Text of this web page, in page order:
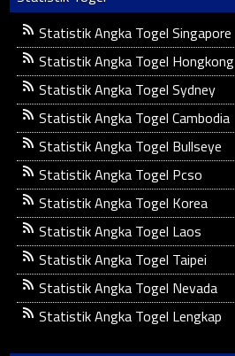
Statistik Angka Togel Singapore
Statistik Angka Togel Hongkong
Statistik Angka Togel Sydney
Statistik Angka Togel Cambodia
Statistik Angka Togel Bullseye
Statistik Angka Togel Pcso
Statistik Angka Togel Korea
Statistik Angka Togel Laos
Statistik Angka Togel Taipei
Statistik Angka Togel Nevada
Statistik Angka Togel Lengkap